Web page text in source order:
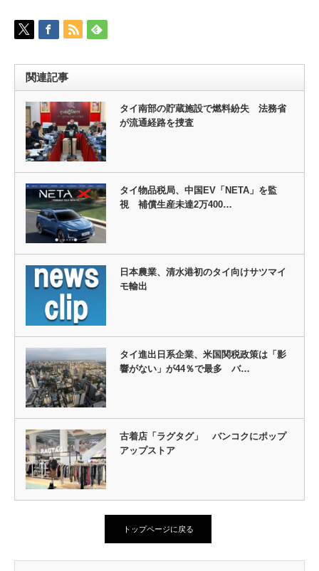
関連記事
タイ南部の貯蔵施設で燃料紛失 法務省
が流通経路を捜査
タイ物品税局、中国EV「NETA」を監
視 補償生産未達2万400…
日本農業、清水港初のタイ向けサツマイ
モ輸出
タイ進出日系企業、米国関税政策は「影
響がない」が44％で最多 バ…
古着店「ラグタグ」 バンコクにポップ
アップストア
トップページに戻る